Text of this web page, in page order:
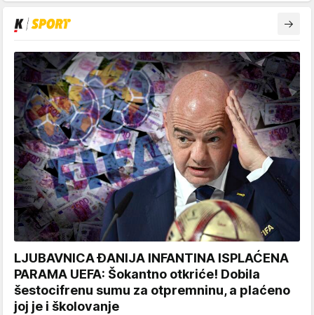
LJUBAVNICA ĐANIJA INFANTINA ISPLAĆENA
PARAMA UEFA: Šokantno otkriće! Dobila
šestocifrenu sumu za otpremninu, a plaćeno
joj je i školovanje